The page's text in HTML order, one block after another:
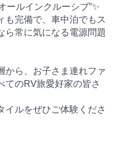
ールインクルーシブ”✨
も完備で、車中泊でもス
ら常に気になる電源問題
から、お子さま連れファ
てのRV旅愛好家の皆さ
イルをぜひご体験くださ